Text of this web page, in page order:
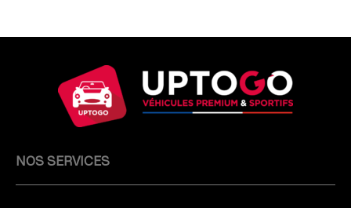
NOS SERVICES